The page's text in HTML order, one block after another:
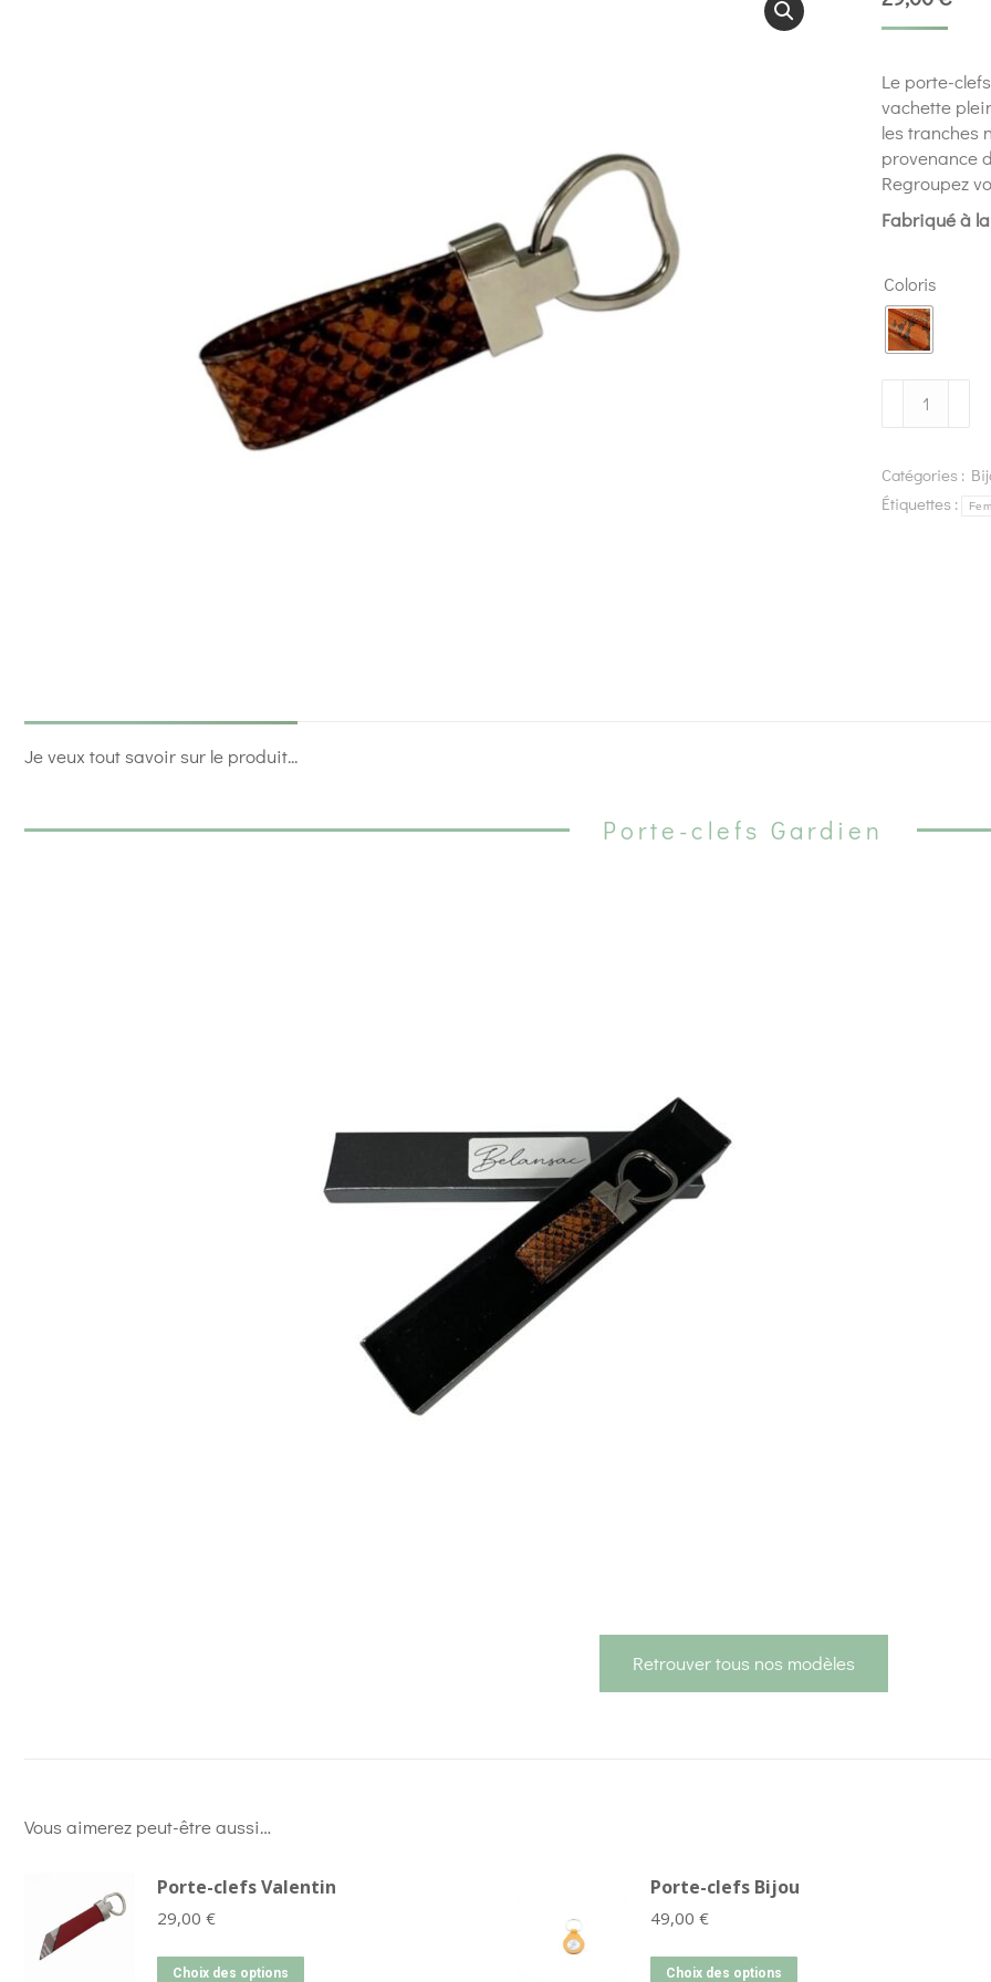
Le porte-
vachette
les tranches
provenance
Regroupez
Fabriqué à
Coloris
Catégories :
Étiquettes :
Je veux tout savoir sur le produit...
Porte-clefs Gardien
Retrouver tous nos modèles
Vous aimerez peut-être aussi…
Porte-clefs Valentin
29,00 €
Choix des options
Porte-clefs Bijou
49,00 €
Choix des options